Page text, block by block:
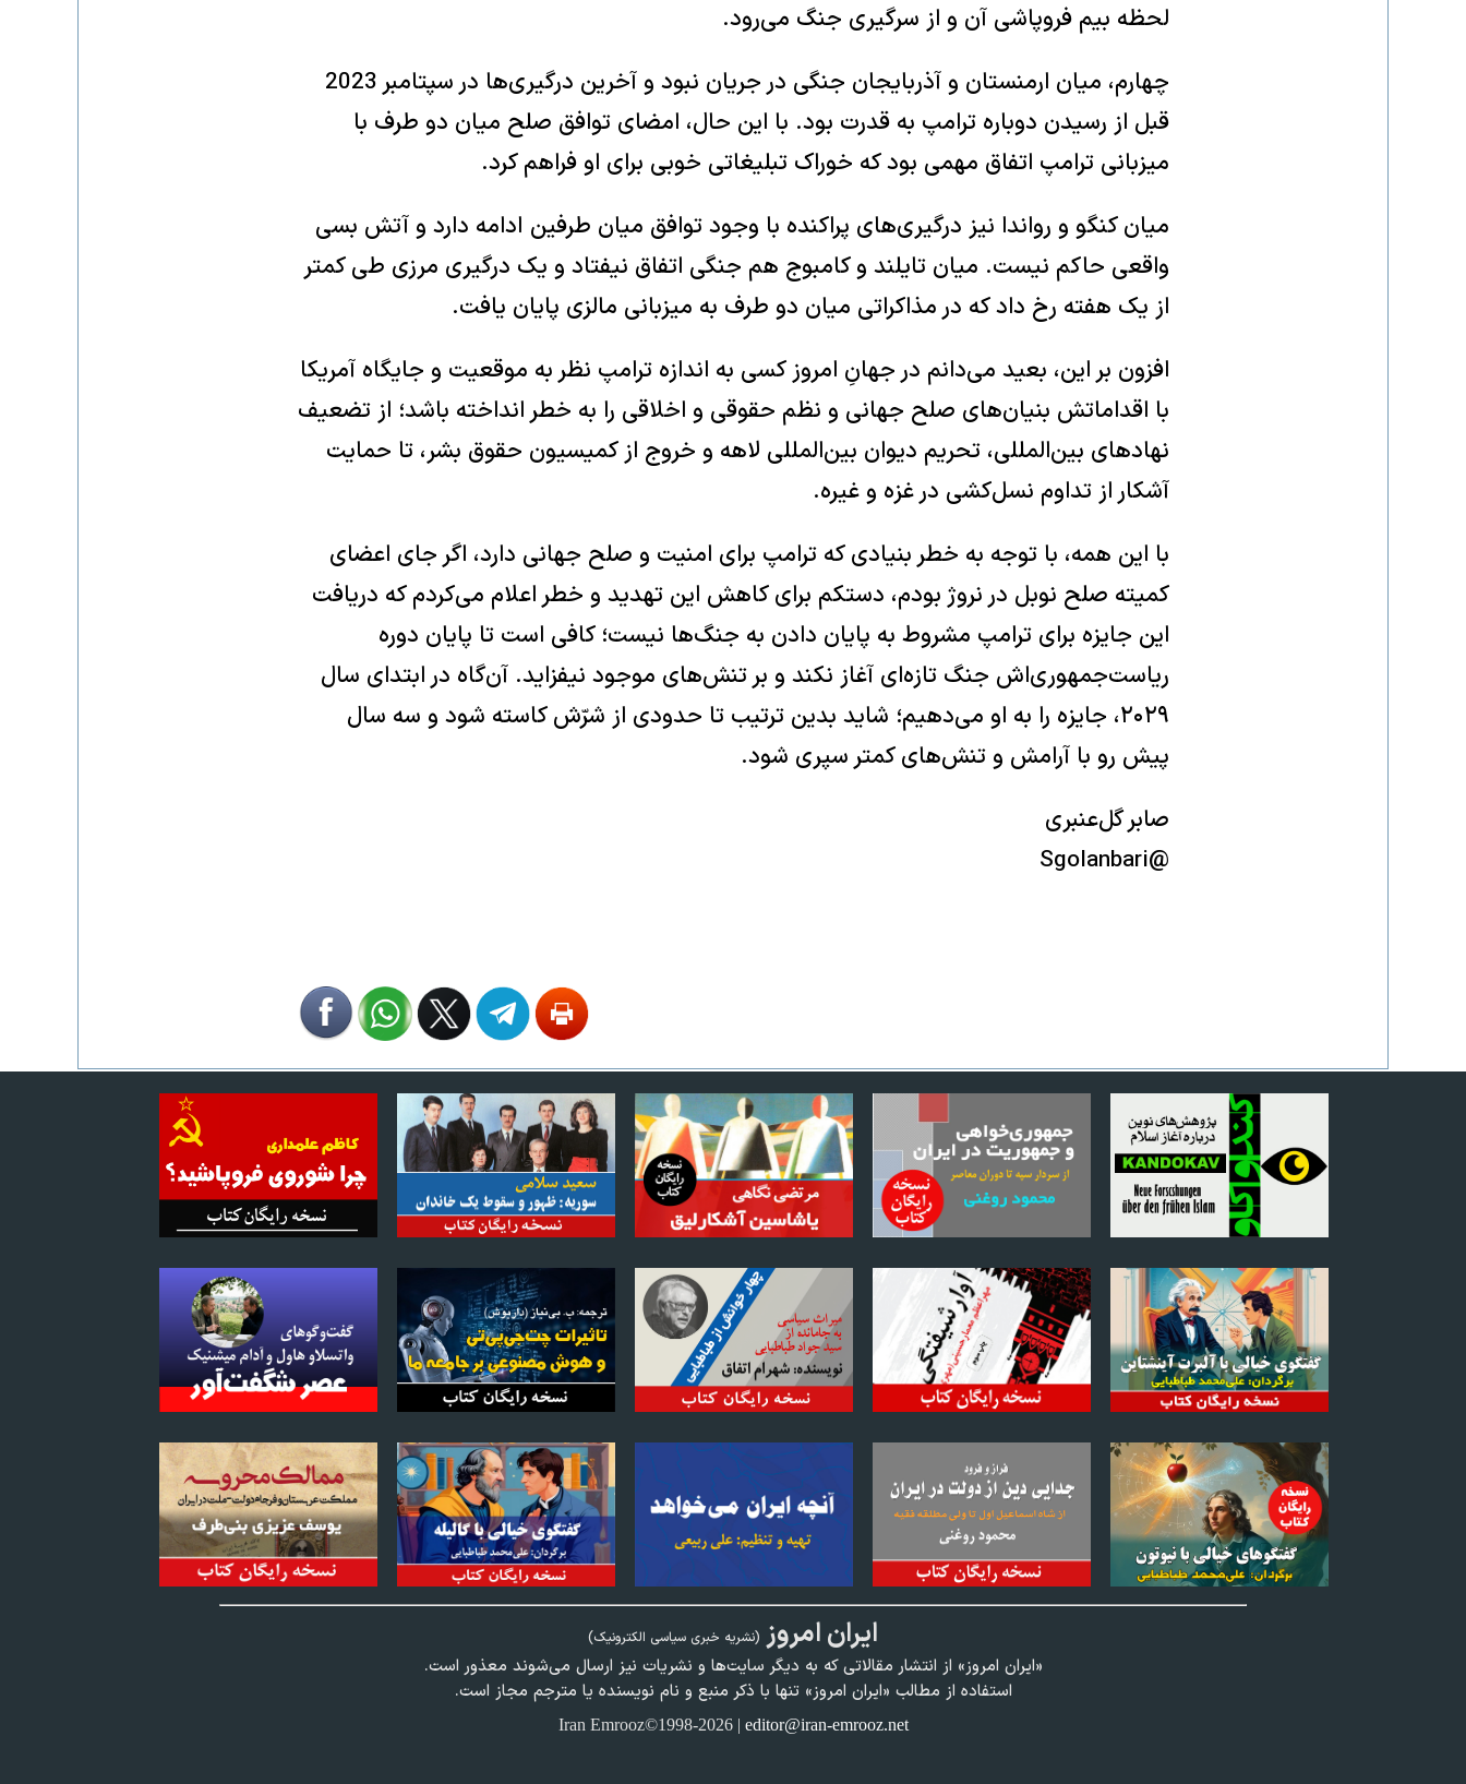
لحظه بیم فروپاشی آن و از سرگیری جنگ می‌رود.
چهارم، میان ارمنستان و آذربایجان جنگی در جریان نبود و آخرین درگیری‌ها در سپتامبر 2023
قبل از رسیدن دوباره ترامپ به قدرت بود. با این حال، امضای توافق صلح میان دو طرف با
میزبانی ترامپ اتفاق مهمی بود که خوراک تبلیغاتی خوبی برای او فراهم کرد.
میان کنگو و رواندا نیز درگیری‌های پراکنده با وجود توافق میان طرفین ادامه دارد و آتش بسی
واقعی حاکم نیست. میان تایلند و کامبوج هم جنگی اتفاق نیفتاد و یک درگیری مرزی طی کمتر
از یک هفته رخ داد که در مذاکراتی میان دو طرف به میزبانی مالزی پایان یافت.
افزون بر این، بعید می‌دانم در جهانِ امروز کسی به اندازه ترامپ نظر به موقعیت و جایگاه آمریکا
با اقداماتش بنیان‌های صلح جهانی و نظم حقوقی و اخلاقی را به خطر انداخته باشد؛ از تضعیف
نهادهای بین‌المللی، تحریم دیوان بین‌المللی لاهه و خروج از کمیسیون حقوق بشر، تا حمایت
آشکار از تداوم نسل‌کشی در غزه و غیره.
با این همه، با توجه به خطر بنیادی که ترامپ برای امنیت و صلح جهانی دارد، اگر جای اعضای
کمیته صلح نوبل در نروژ بودم، دستکم برای کاهش این تهدید و خطر اعلام می‌کردم که دریافت
این جایزه برای ترامپ مشروط به پایان دادن به جنگ‌ها نیست؛ کافی است تا پایان دوره
ریاست‌جمهوری‌اش جنگ تازه‌ای آغاز نکند و بر تنش‌های موجود نیفزاید. آن‌گاه در ابتدای سال
۲۰۲۹، جایزه را به او می‌دهیم؛ شاید بدین ترتیب تا حدودی از شرّش کاسته شود و سه سال
پیش رو با آرامش و تنش‌های کمتر سپری شود.
صابر گل‌عنبری
@Sgolanbari
ايران امروز (نشريه خبری سياسی الکترونیک)
«ايران امروز» از انتشار مقالاتی كه به ديگر سايت‌ها و نشريات نيز ارسال می‌شوند معذور است.
استفاده از مطالب «ايران امروز» تنها با ذكر منبع و نام نويسنده يا مترجم مجاز است.
Iran Emrooz©1998-2026 | editor@iran-emrooz.net